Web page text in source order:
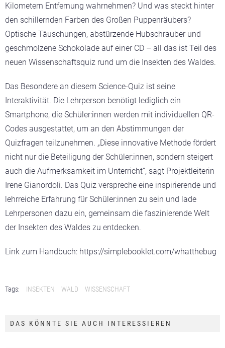
Kilometern Entfernung wahrnehmen? Und was steckt hinter
den schillernden Farben des Großen Puppenräubers?
Optische Täuschungen, abstürzende Hubschrauber und
geschmolzene Schokolade auf einer CD – all das ist Teil des
neuen Wissenschaftsquiz rund um die Insekten des Waldes.
Das Besondere an diesem Science-Quiz ist seine
Interaktivität. Die Lehrperson benötigt lediglich ein
Smartphone, die Schüler:innen werden mit individuellen QR-
Codes ausgestattet, um an den Abstimmungen der
Quizfragen teilzunehmen. „Diese innovative Methode fördert
nicht nur die Beteiligung der Schüler:innen, sondern steigert
auch die Aufmerksamkeit im Unterricht“, sagt Projektleiterin
Irene Gianordoli. Das Quiz verspreche eine inspirierende und
lehrreiche Erfahrung für Schüler:innen zu sein und lade
Lehrpersonen dazu ein, gemeinsam die faszinierende Welt
der Insekten des Waldes zu entdecken.
Link zum Handbuch: https://simplebooklet.com/whatthebug
Tags: INSEKTEN WALD WISSENSCHAFT
DAS KÖNNTE SIE AUCH INTERESSIEREN